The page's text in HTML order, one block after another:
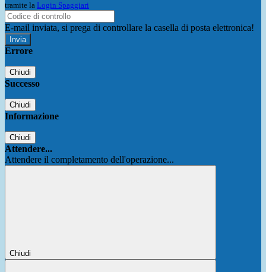
tramite la Login Spaggiari
E-mail inviata, si prega di controllare la casella di posta elettronica!
Errore
Chiudi
Successo
Chiudi
Informazione
Chiudi
Attendere...
Attendere il completamento dell'operazione...
Chiudi